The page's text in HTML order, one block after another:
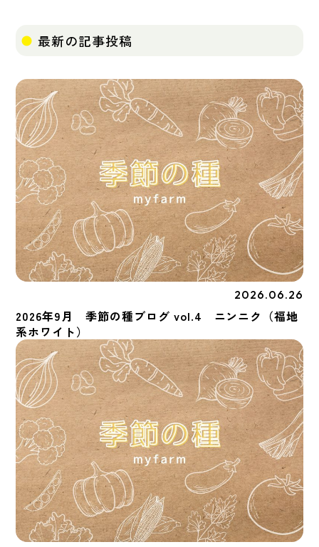
最新の記事投稿
2026.06.26
2026年9月 季節の種ブログ vol.4 ニンニク（福地
系ホワイト）